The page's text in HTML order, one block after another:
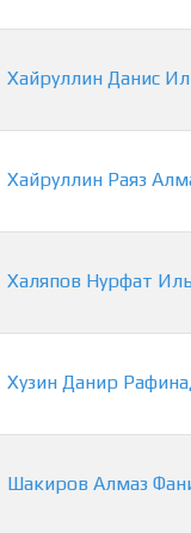
Хайруллин Данис
Хайруллин Раяз
Халяпов Нурфат
Хузин Данир
Шакиров Алмаз